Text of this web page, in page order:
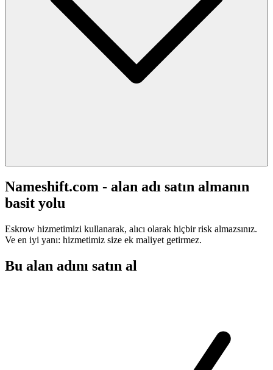
Nameshift.com - alan adı satın almanın
basit yolu
Eskrow hizmetimizi kullanarak, alıcı olarak hiçbir risk almazsınız.
Ve en iyi yanı: hizmetimiz size ek maliyet getirmez.
Bu alan adını satın al